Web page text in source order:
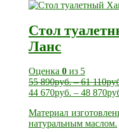
Стол
Ланс
Оценка 0 из 5
55 890руб.–61 110
44 670руб. – 48 870
Материал
натуральным маслом.